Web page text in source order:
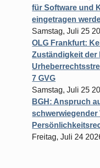
für Software und
eingetragen
Samstag, Juli 25
OLG Frankfurt:
Zuständigkeit der
7 GVG
Samstag, Juli 25
BGH: Anspruch
schwerwiegender
Freitag, Juli 24